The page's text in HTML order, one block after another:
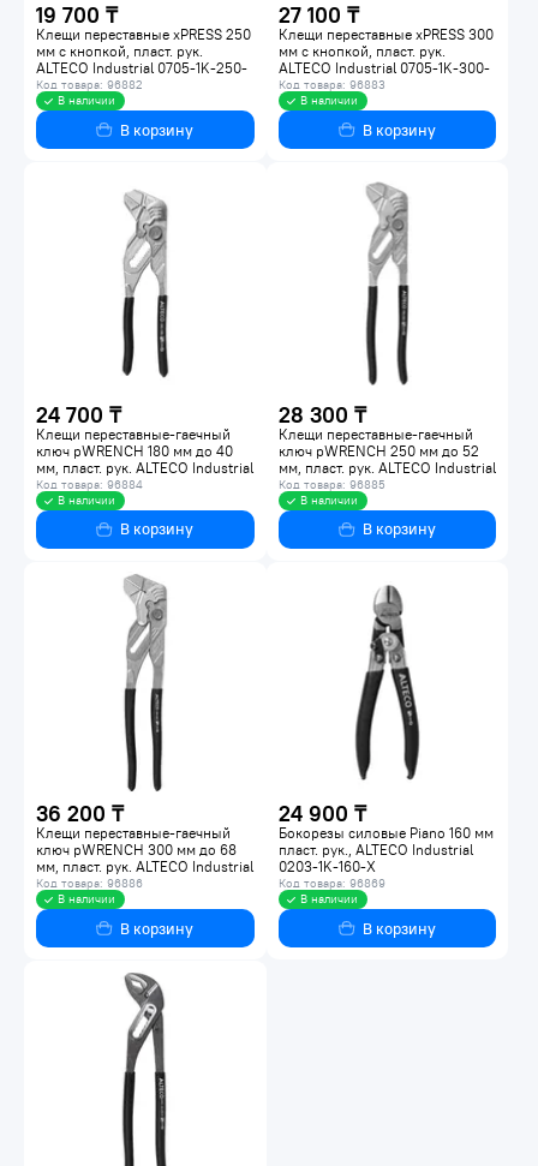
19 700 ₸
Клещи переставные xPRESS 250
мм с кнопкой, пласт. рук.
ALTECO Industrial 0705-1K-250-
X
Код товара: 96882
В наличии
В корзину
27 100 ₸
Клещи переставные xPRESS 300
мм с кнопкой, пласт. рук.
ALTECO Industrial 0705-1K-300-
X
Код товара: 96883
В наличии
В корзину
24 700 ₸
Клещи переставные-гаечный
ключ pWRENCH 180 мм до 40
мм, пласт. рук. ALTECO Industrial
0805-1K-180-X
Код товара: 96884
В наличии
В корзину
28 300 ₸
Клещи переставные-гаечный
ключ pWRENCH 250 мм до 52
мм, пласт. рук. ALTECO Industrial
0805-1K-250-X
Код товара: 96885
В наличии
В корзину
36 200 ₸
Клещи переставные-гаечный
ключ pWRENCH 300 мм до 68
мм, пласт. рук. ALTECO Industrial
0805-1K-300-X
Код товара: 96886
В наличии
В корзину
24 900 ₸
Бокорезы силовые Piano 160 мм
пласт. рук., ALTECO Industrial
0203-1K-160-X
Код товара: 96869
В наличии
В корзину